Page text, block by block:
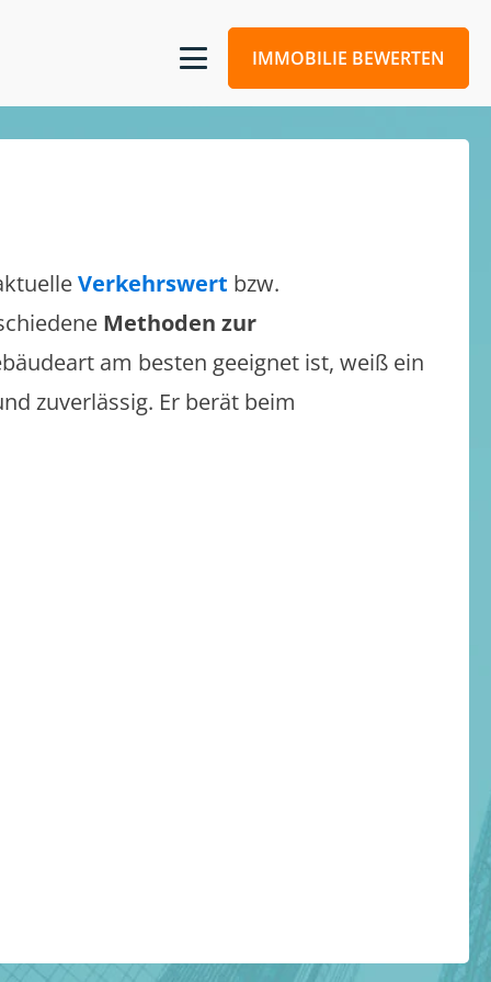
IMMOBILIE BEWERTEN
Verkehrswert bzw.
Methoden zur
am besten geeignet ist, weiß ein
zuverlässig. Er berät beim